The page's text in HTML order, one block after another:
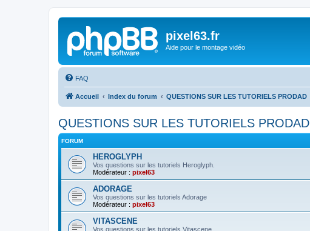
pixel63.fr
Aide pour le montage vidéo
FAQ
Accueil Index du forum QUESTIONS SUR LES TUTORIELS PRODAD
QUESTIONS SUR LES TUTORIELS PRODAD
FORUM
HEROGLYPH
Vos questions sur les tutoriels Heroglyph.
Modérateur : pixel63
ADORAGE
Vos questions sur les tutoriels Adorage
Modérateur : pixel63
VITASCENE
Vos questions sur les tutoriels Vitascene